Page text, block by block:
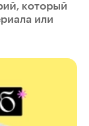
который
или